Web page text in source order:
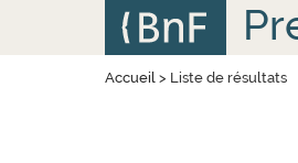
Accueil> Liste de résultats
Panneau de gestion des cookies